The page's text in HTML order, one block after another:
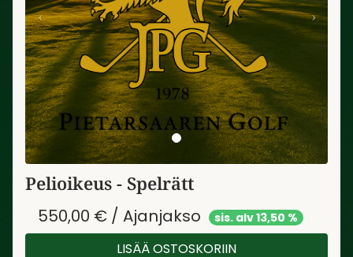
Pelioikeus - Spelrätt
550,00 € / Ajanjakso sis. alv 13,50 %
LISÄÄ OSTOSKORIIN